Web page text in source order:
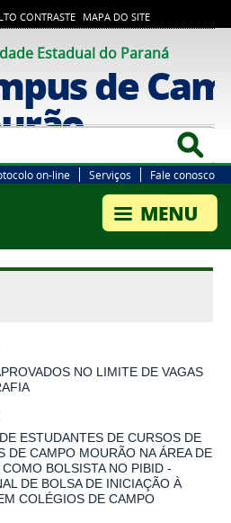
CONTRASTE MAPA DO SITE
Estadual do Paraná
de
on-line Serviços Fale conosco
NO LIMITE DE VAGAS
ESTUDANTES DE CURSOS DE
DE CAMPO MOURÃO NA ÁREA DE
BOLSISTA NO PIBID -
DE BOLSA DE INICIAÇÃO À
COLÉGIOS DE CAMPO